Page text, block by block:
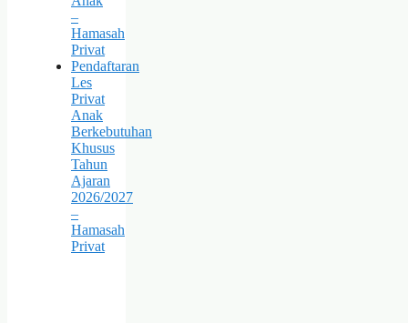
–
Hamasah
Privat
Pendaftaran
Les
Privat
Anak
Berkebutuhan
Khusus
Tahun
Ajaran
2026/2027
–
Hamasah
Privat